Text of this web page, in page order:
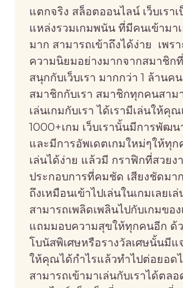
แตกจริง สล็อตออนไลน์ เว็บเรา
แหล่งรวมเกมพนัน ที่มีคนเข้ามา
มาก สามารถเข้าถึงได้ง่าย เพร
ความนิยมอย่างมากจากสมาชิก
สนุกกับเว็บเรา มากกว่า 1 ล้านค
สมาชิกกับเรา สมาชิกทุกคนสาม
เล่นเกมกับเรา ได้เรามีเล่นให้คุณ
1000+เกม เว็บเรานั้นมีการพัฒ
และมีการอัพเดตเกมใหม่ๆให้ทุก
เล่นได้ง่าย แล้วมี กราฟิกที่สวยง
ประกอบการที่คมชัด เสียงชัดม
ถึงเหมือนเข้าไปเล่นในเกมเลยเ
สามารถเพลิดเพลินไปกับเกมขอ
แถมมอบความสุขให้ทุกคนอีก ด้
โบนัสพิเศษหรือรางวัลเศษนั้นมีแ
ให้คุณได้กำไรแล้วทำไปต่อยอด
สามารถเข้ามาเล่นกับเราได้ตล